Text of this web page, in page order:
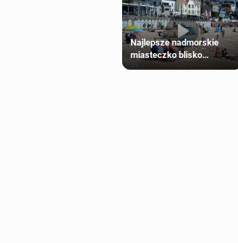
zasiłku
Najlepsze nadmorskie
miasteczko blisko